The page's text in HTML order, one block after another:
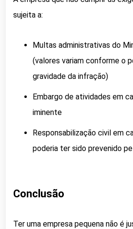
sujeita a:
Multas administrativas do
(valores variam conforme o
gravidade da infração)
Embargo de atividades em
iminente
Responsabilização civil em
poderia ter sido prevenido
Conclusão
Ter uma empresa pequena não é